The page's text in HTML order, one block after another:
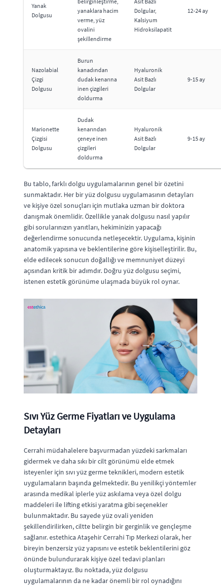
Yanak
Dolgusu
yanaklara hacim
verme, yüz
ovalini
şekillendirme
Dolgular,
Kalsiyum
Hidroksilapatit
12-24 ay
Nazolabial
Çizgi
Dolgusu
Burun
kanadından
dudak kenarına
inen çizgileri
doldurma
Hyaluronik
Asit Bazlı
Dolgular
9-15 ay
Marionette
Çizgisi
Dolgusu
Dudak
kenarından
çeneye inen
çizgileri
doldurma
Hyaluronik
Asit Bazlı
Dolgular
9-15 ay
Bu tablo, farklı dolgu uygulamalarının genel bir özetini
sunmaktadır. Her bir yüz dolgusu uygulamasının detayları
ve kişiye özel sonuçları için mutlaka uzman bir doktora
danışmak önemlidir. Özellikle yanak dolgusu nasıl yapılır
gibi sorularınızın yanıtları, hekiminizin yapacağı
değerlendirme sonucunda netleşecektir. Uygulama, kişinin
anatomik yapısına ve beklentilerine göre kişiselleştirilir. Bu,
elde edilecek sonucun doğallığı ve memnuniyet düzeyi
açısından kritik bir adımdır. Doğru yüz dolgusu seçimi,
istenen estetik görünüme ulaşmada büyük rol oynar.
Sıvı Yüz Germe Fiyatları ve Uygulama
Detayları
Cerrahi müdahalelere başvurmadan yüzdeki sarkmaları
gidermek ve daha sıkı bir cilt görünümü elde etmek
isteyenler için sıvı yüz germe teknikleri, modern estetik
uygulamaların başında gelmektedir. Bu yenilikçi yöntemler
arasında medikal iplerle yüz askılama veya özel dolgu
maddeleri ile lifting etkisi yaratma gibi seçenekler
bulunmaktadır. Bu sayede yüz ovali yeniden
şekillendirilirken, ciltte belirgin bir gerginlik ve gençleşme
sağlanır. estethica Ataşehir Cerrahi Tıp Merkezi olarak, her
bireyin benzersiz yüz yapısını ve estetik beklentilerini göz
önünde bulundurarak kişiye özel tedavi planları
oluşturmaktayız. Bu noktada, yüz dolgusu
uygulamalarının da ne kadar önemli bir rol oynadığını